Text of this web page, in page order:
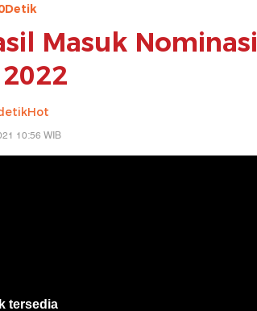
Masuk Nominasi
10:56 WIB